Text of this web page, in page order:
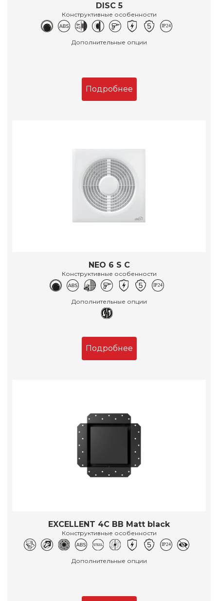
DISC 5
Конструктивные особенности
Дополнительные опции
Подробнее
NEO 6 S C
Конструктивные особенности
Дополнительные опции
Подробнее
EXCELLENT 4C BB Matt black
Конструктивные особенности
Дополнительные опции